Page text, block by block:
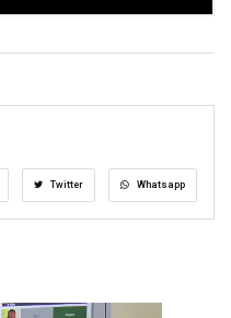
Twitter Whatsapp